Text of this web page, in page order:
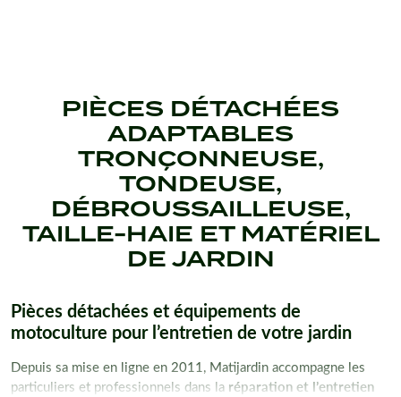
PIÈCES DÉTACHÉES
ADAPTABLES
TRONÇONNEUSE,
TONDEUSE,
DÉBROUSSAILLEUSE,
TAILLE-HAIE ET MATÉRIEL
DE JARDIN
Pièces détachées et équipements de
motoculture pour l’entretien de votre jardin
Depuis sa mise en ligne en 2011, Matijardin accompagne les
particuliers et professionnels dans la réparation et l’entretien